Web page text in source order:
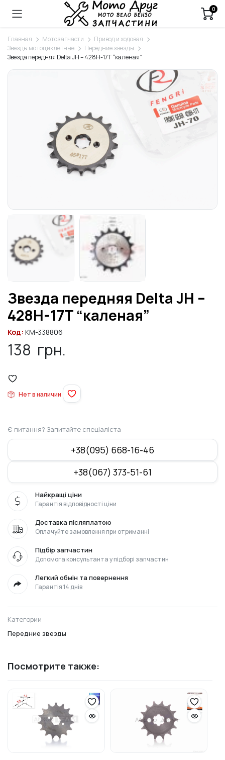
0
Главная Мотозапчасти
Привод и ходовая
Звезды мотоциклетные
Передние звезды
Звезда передняя Delta JH – 428H-17T “каленая”
Звезда передняя Delta JH –
428H-17T “каленая”
Код: KM-338806
138 грн.
Нет в наличии
Є питання? Запитайте спеціаліста
+38(095) 668-16-46
+38(067) 373-51-61
Найкращі ціни
Гарантія відповідності ціни
Доставка післяплатою
Оплачуйте замовлення при отриманні
Підбір запчастин
Допомога консультанта у підборі запчастин
Легкий обмін та повернення
Гарантія 14 днів
Категории:
Передние звезды
Посмотрите также: